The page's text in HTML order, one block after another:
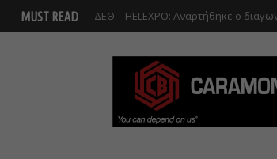
MUST READ ΔΕΘ – HELEXPO: Αναρτήθηκε ο